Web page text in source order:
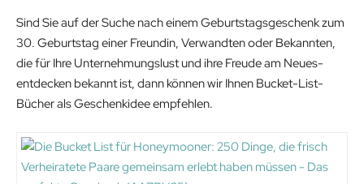
Sind Sie auf der Suche nach einem Geburtstagsgeschenk zum
30. Geburtstag einer Freundin, Verwandten oder Bekannten,
die für Ihre Unternehmungslust und ihre Freude am Neues-
entdecken bekannt ist, dann können wir Ihnen Bucket-List-
Bücher als Geschenkidee empfehlen.